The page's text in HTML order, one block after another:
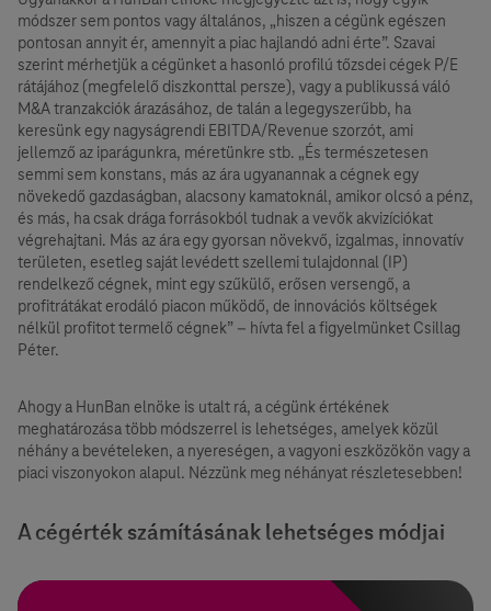
módszer sem pontos vagy általános, „hiszen a cégünk egészen
pontosan annyit ér, amennyit a piac hajlandó adni érte”. Szavai
szerint mérhetjük a cégünket a hasonló profilú tőzsdei cégek P/E
rátájához (megfelelő diszkonttal persze), vagy a publikussá váló
M&A tranzakciók árazásához, de talán a legegyszerűbb, ha
keresünk egy nagyságrendi EBITDA/Revenue szorzót, ami
jellemző az iparágunkra, méretünkre stb. „És természetesen
semmi sem konstans, más az ára ugyanannak a cégnek egy
növekedő gazdaságban, alacsony kamatoknál, amikor olcsó a pénz,
és más, ha csak drága forrásokból tudnak a vevők akvizíciókat
végrehajtani. Más az ára egy gyorsan növekvő, izgalmas, innovatív
területen, esetleg saját levédett szellemi tulajdonnal (IP)
rendelkező cégnek, mint egy szűkülő, erősen versengő, a
profitrátákat erodáló piacon működő, de innovációs költségek
nélkül profitot termelő cégnek” – hívta fel a figyelmünket Csillag
Péter.
Ahogy a HunBan elnöke is utalt rá, a cégünk értékének
meghatározása több módszerrel is lehetséges, amelyek közül
néhány a bevételeken, a nyereségen, a vagyoni eszközökön vagy a
piaci viszonyokon alapul. Nézzünk meg néhányat részletesebben!
A cégérték számításának lehetséges módjai